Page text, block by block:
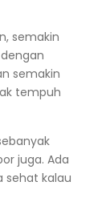
semakin
semakin
tempuh
juga. Ada
sehat kalau